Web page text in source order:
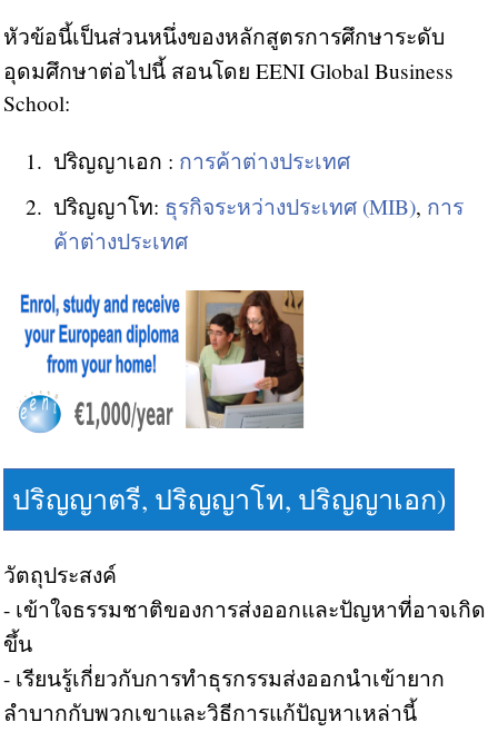
หัวข้อนี้เป็นส่วนหนึ่งของหลักสูตรการศึกษาระดับ
อุดมศึกษาต่อไปนี้ สอนโดย EENI Global Business
School:
ปริญญาเอก : การค้าต่างประเทศ
ปริญญาโท: ธุรกิจระหว่างประเทศ (MIB), การ
ค้าต่างประเทศ
ปริญญาตรี, ปริญญาโท, ปริญญาเอก)
วัตถุประสงค์
- เข้าใจธรรมชาติของการส่งออกและปัญหาที่อาจเกิด
ขึ้น
- เรียนรู้เกี่ยวกับการทำธุรกรรมส่งออกนำเข้ายาก
ลำบากกับพวกเขาและวิธีการแก้ปัญหาเหล่านี้